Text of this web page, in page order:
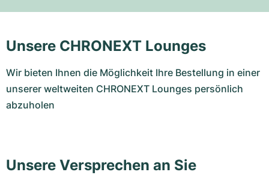
Unsere CHRONEXT Lounges
Wir bieten Ihnen die Möglichkeit Ihre Bestellung in einer
unserer weltweiten CHRONEXT Lounges persönlich
abzuholen
Unsere Versprechen an Sie